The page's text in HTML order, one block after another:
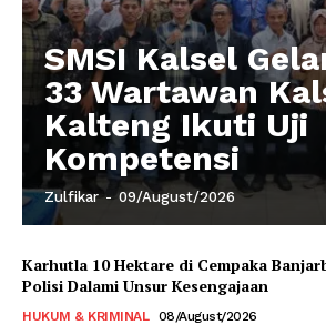
SMSI Kalsel
33 Wartawan
Kalteng Ikuti Uji
Kompetensi
Zulfikar - 09/August/2026
Karhutla 10 Hektare di Cempaka
Polisi Dalami Unsur Kesengajaan
HUKUM & KRIMINAL 08/August/2026